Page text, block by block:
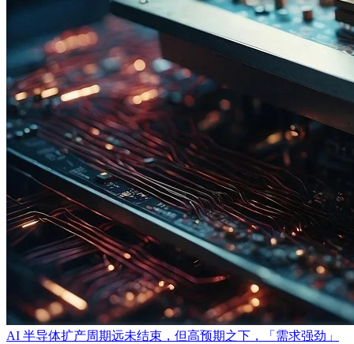
AI 半导体扩产周期远未结束，但高预期之下，「需求强劲」